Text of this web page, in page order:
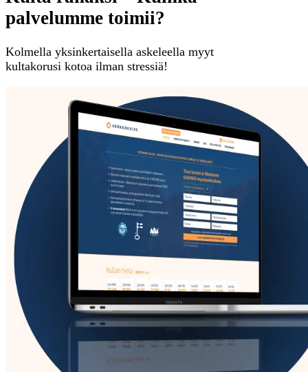
palvelumme toimii?
Kolmella yksinkertaisella askeleella myyt
kultakorusi kotoa ilman stressiä!